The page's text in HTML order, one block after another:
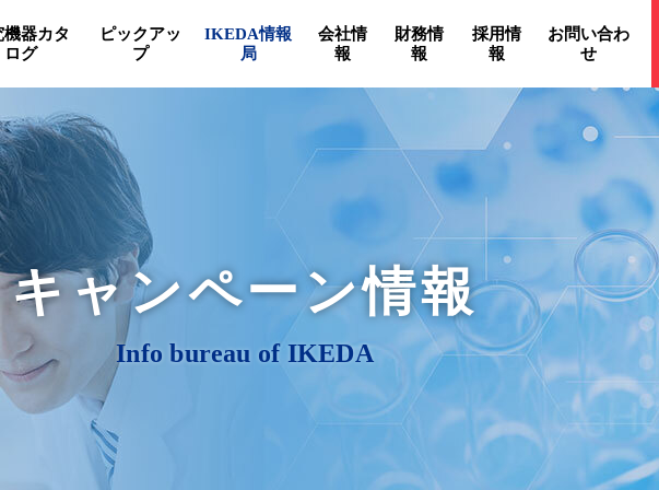
機器カタ
ログ
ピックアッ
プ
IKEDA情報
局
会社情
報
財務情
報
採用情
報
お問い合わ
せ
キャンペーン情報